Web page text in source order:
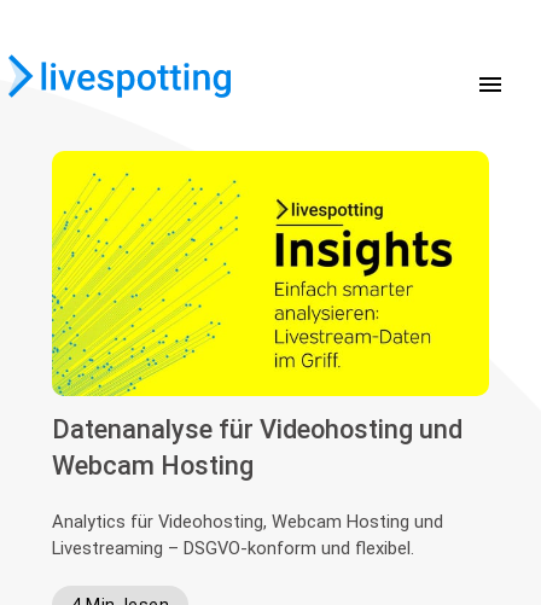
menu
Datenanalyse für Videohosting und
Webcam Hosting
Analytics für Videohosting, Webcam Hosting und
Livestreaming – DSGVO-konform und flexibel.